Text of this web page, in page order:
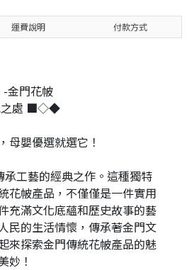
運費說明 付款方式
-金門花帔
之處 ■◇◆
嬰優選就選它！
工藝的經典之作。這種獨特
花帔產品，不僅僅是一件實用
充滿文化底蘊和歷史故事的藝
民的生活情懷，傳承著金門文
來探索金門傳統花帔產品的魅
妙！